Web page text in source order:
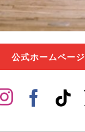
公式ホームページ